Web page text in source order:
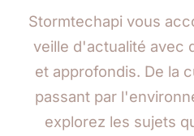
Stormtechapi vous
veille d'actualité avec
et approfondis. De la
passant par
explorez les sujets